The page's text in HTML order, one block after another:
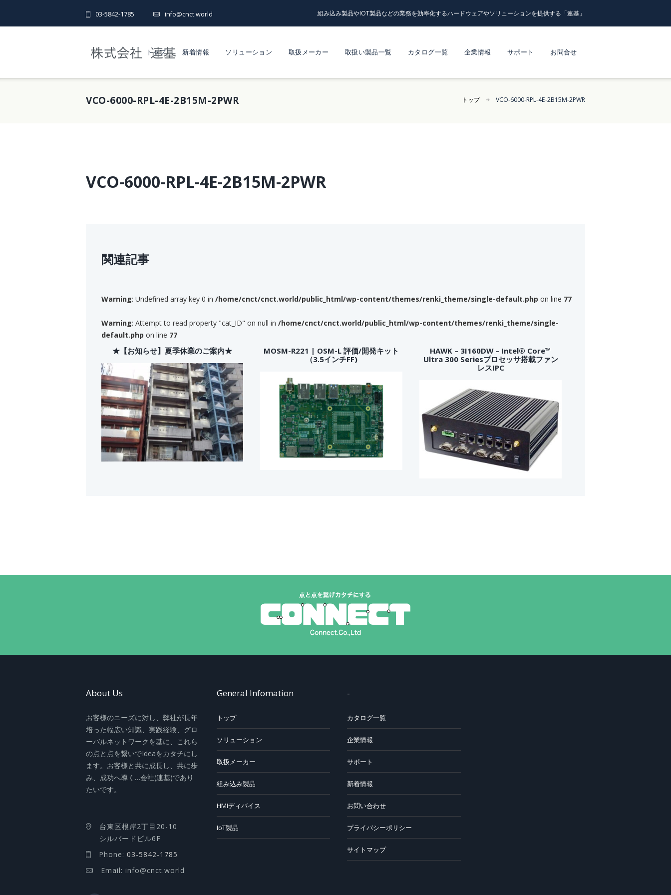
03-5842-1785 info@cnct.world 組み込み製品やIOT製品などの業務を効率化するハードウェアやソリューションを提供する「連基」
トップ 新着情報 ソリューション 取扱メーカー 取扱い製品一覧 カタログ一覧 企業情報 サポート お問合せ
VCO-6000-RPL-4E-2B15M-2PWR トップ VCO-6000-RPL-4E-2B15M-2PWR
VCO-6000-RPL-4E-2B15M-2PWR
関連記事
Warning: Undefined array key 0 in /home/cnct/cnct.world/public_html/wp-content/themes/renki_theme/single-default.php on line 77
Warning: Attempt to read property "cat_ID" on null in /home/cnct/cnct.world/public_html/wp-content/themes/renki_theme/single-
default.php on line 77
★【お知らせ】夏季休業のご案内★
MOSM-R221 | OSM-L 評価/開発キット
（3.5インチFF)
HAWK – 3I160DW – Intel® Core™
Ultra 300 Seriesプロセッサ搭載ファン
レスIPC
About Us
お客様のニーズに対し、弊社が長年
培った幅広い知識、実践経験、グロ
ーバルネットワークを基に、これら
の点と点を繋いでIdeaをカタチにし
ます。お客様と共に成長し、共に歩
み、成功へ導く…会社(連基)であり
たいです。
台東区根岸2丁目20-10
シルバードビル6F
Phone: 03-5842-1785
Email: info@cnct.world
General Infomation
トップ
ソリューション
取扱メーカー
組み込み製品
HMIディバイス
IoT製品
-
カタログ一覧
企業情報
サポート
新着情報
お問い合わせ
プライバシーポリシー
サイトマップ